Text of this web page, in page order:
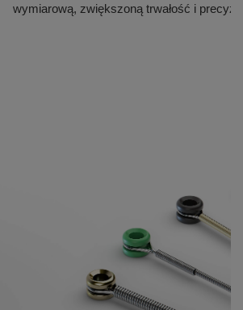
wymiarową, zwiększoną trwałość i